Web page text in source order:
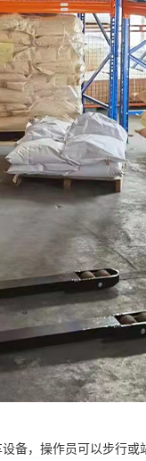
备，操作员可以步行